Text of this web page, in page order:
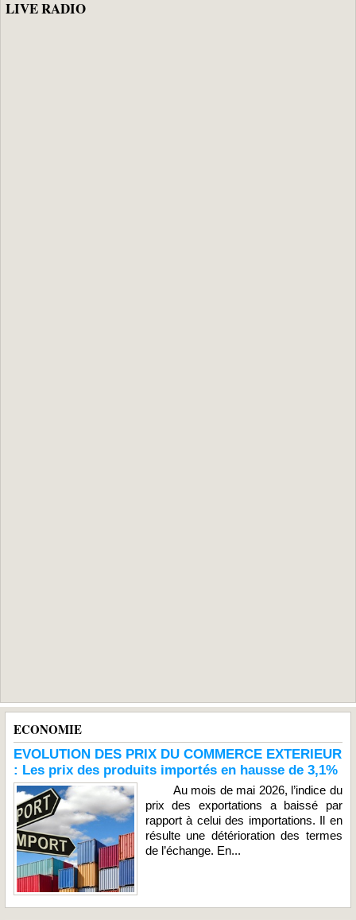
LIVE RADIO
ECONOMIE
EVOLUTION DES PRIX DU COMMERCE EXTERIEUR
: Les prix des produits importés en hausse de 3,1%
Au mois de mai 2026, l’indice du
prix des exportations a baissé par
rapport à celui des importations. Il en
résulte une détérioration des termes
de l’échange. En...